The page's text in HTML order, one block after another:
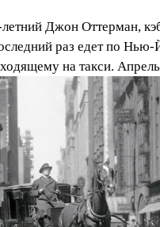
Джон Оттерман,
раз едет по Нью-
на такси.